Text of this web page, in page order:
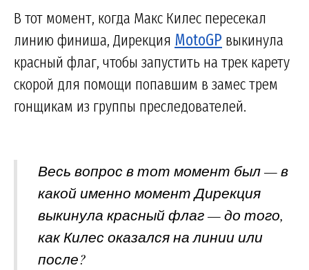
В тот момент, когда Макс Килес пересекал
линию финиша, Дирекция MotoGP выкинула
красный флаг, чтобы запустить на трек карету
скорой для помощи попавшим в замес трем
гонщикам из группы преследователей.
Весь вопрос в тот момент был — в
какой именно момент Дирекция
выкинула красный флаг — до того,
как Килес оказался на линии или
после?